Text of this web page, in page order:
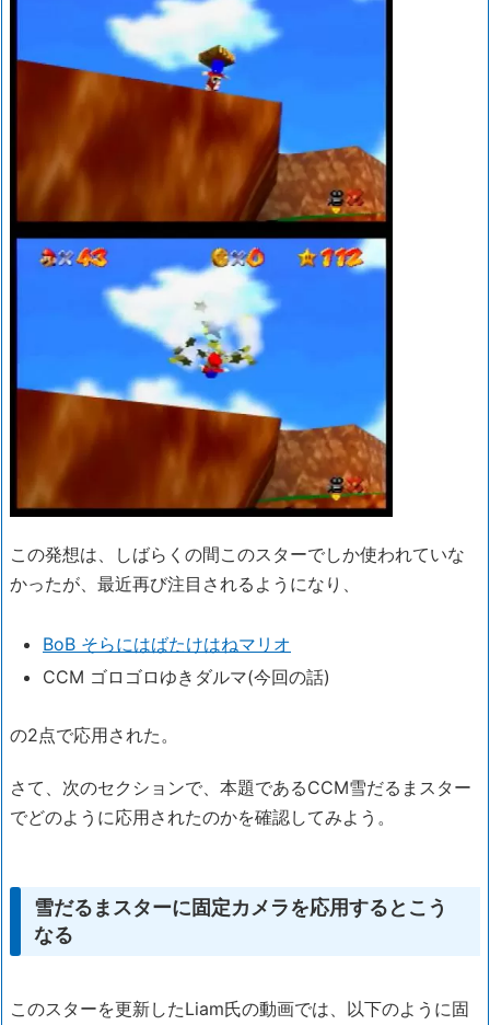
この発想は、しばらくの間このスターでしか使われていな
かったが、最近再び注目されるようになり、
BoB そらにはばたけはねマリオ
CCM ゴロゴロゆきダルマ(今回の話)
の2点で応用された。
さて、次のセクションで、本題であるCCM雪だるまスター
でどのように応用されたのかを確認してみよう。
雪だるまスターに固定カメラを応用するとこう
なる
このスターを更新したLiam氏の動画では、以下のように固